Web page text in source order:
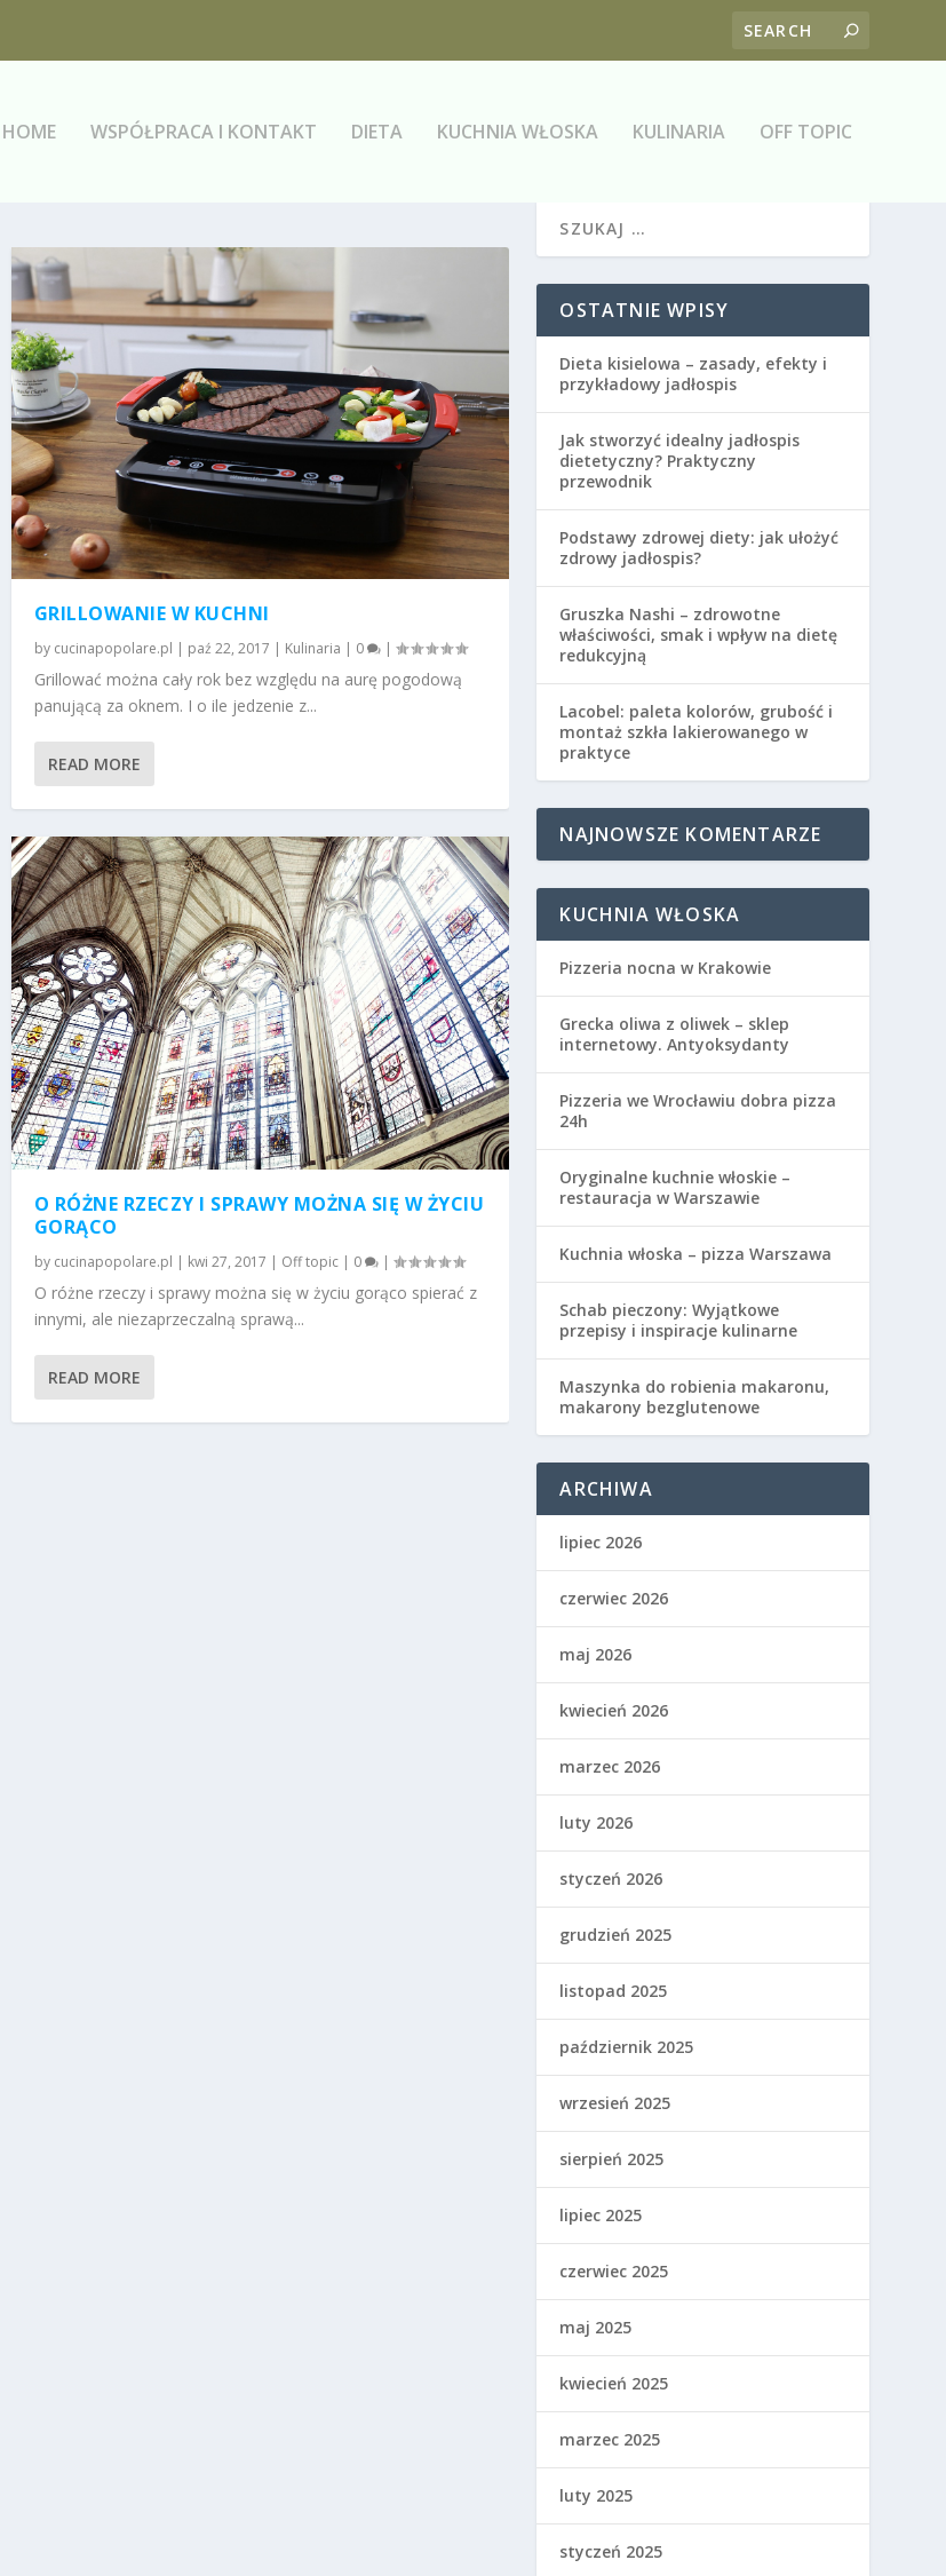
HOME WSPÓŁPRACA I KONTAKT DIETA KUCHNIA WŁOSKA KULINARIA OFF TOPIC
GRILLOWANIE W KUCHNI
by cucinapopolare.pl paź 22, 2017 Kulinaria 0 |
Grillować można cały rok bez względu na aurę pogodową
panującą za oknem. I o ile jedzenie z...
READ MORE
O RÓŻNE RZECZY I SPRAWY MOŻNA SIĘ W ŻYCIU
GORĄCO
by cucinapopolare.pl | kwi 27, 2017 | Off topic| 0 |
O różne rzeczy i sprawy można się w życiu gorąco spierać z
innymi, ale niezaprzeczalną sprawą...
READ MORE
OSTATNIE WPISY
Dieta kisielowa – zasady, efekty i
przykładowy jadłospis
Jak stworzyć idealny jadłospis
dietetyczny? Praktyczny
przewodnik
Podstawy zdrowej diety: jak ułożyć
zdrowy jadłospis?
Gruszka Nashi – zdrowotne
właściwości, smak i wpływ na dietę
redukcyjną
Lacobel: paleta kolorów, grubość i
montaż szkła lakierowanego w
praktyce
NAJNOWSZE KOMENTARZE
KUCHNIA WŁOSKA
Pizzeria nocna w Krakowie
Grecka oliwa z oliwek – sklep
internetowy. Antyoksydanty
Pizzeria we Wrocławiu dobra pizza
24h
Oryginalne kuchnie włoskie –
restauracja w Warszawie
Kuchnia włoska – pizza Warszawa
Schab pieczony: Wyjątkowe
przepisy i inspiracje kulinarne
Maszynka do robienia makaronu,
makarony bezglutenowe
ARCHIWA
lipiec 2026
czerwiec 2026
maj 2026
kwiecień 2026
marzec 2026
luty 2026
styczeń 2026
grudzień 2025
listopad 2025
październik 2025
wrzesień 2025
sierpień 2025
lipiec 2025
czerwiec 2025
maj 2025
kwiecień 2025
marzec 2025
luty 2025
styczeń 2025